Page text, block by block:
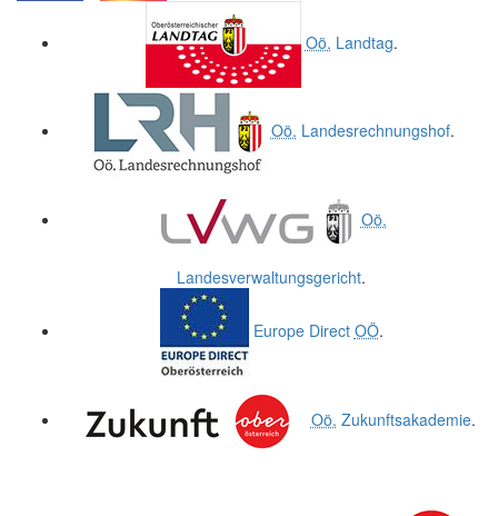
Oö. Landtag.
Oö. Landesrechnungshof.
Oö.
Landesverwaltungsgericht.
Europe Direct OÖ.
Oö. Zukunftsakademie.